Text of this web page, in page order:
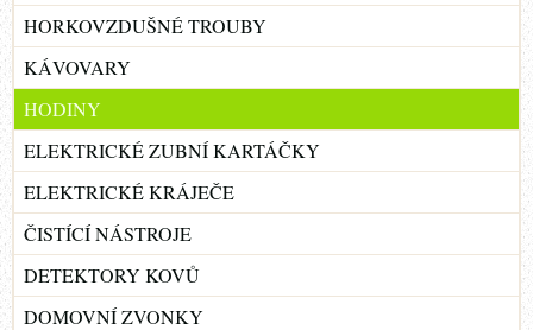
HORKOVZDUŠNÉ TROUBY
KÁVOVARY
HODINY
ELEKTRICKÉ ZUBNÍ KARTÁČKY
ELEKTRICKÉ KRÁJEČE
ČISTÍCÍ NÁSTROJE
DETEKTORY KOVŮ
DOMOVNÍ ZVONKY